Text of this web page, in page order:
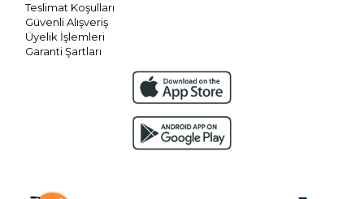
Teslimat Koşulları
Güvenli Alışveriş
Üyelik İşlemleri
Garanti Şartları